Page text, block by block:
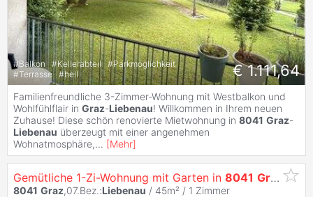
#Balkon #Kellerabteil #Parkmöglichkeit
#Terrasse #hell € 1.111,64
Familienfreundliche 3-Zimmer-Wohnung mit Westbalkon und
Wohlfühlflair in Graz-Liebenau! Willkommen in Ihrem neuen
Zuhause! Diese schön renovierte Mietwohnung in 8041 Graz-
Liebenau überzeugt mit einer angenehmen
Wohnatmosphäre,... [Mehr]
Gemütliche 1-Zi-Wohnung mit Garten in 8041 Graz -
8041 Graz,07.Bez.:Liebenau / 45m² / 1 Zimmer